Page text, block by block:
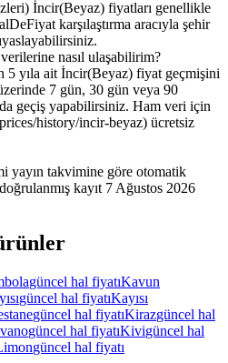
İncir(Beyaz) fiyatları genellikle
karşılaştırma aracıyla şehir
nasıl ulaşabilirim?
5 yıla ait İncir(Beyaz) fiyat geçmişini
7 gün, 30 gün veya 90
geçiş yapabilirsiniz. Ham veri için
history/incir-beyaz) ücretsiz
yayın takvimine göre otomatik
kayıt 7 Ağustos 2026
güncel hal fiyatıKavun
güncel hal fiyatıKayısı
güncel hal fiyatıKirazgüncel hal
güncel hal fiyatıKivigüncel hal
güncel hal fiyatı